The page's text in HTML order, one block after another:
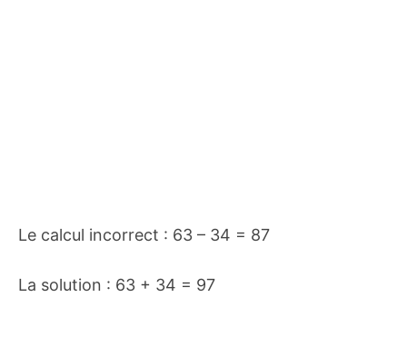
Le calcul incorrect : 63 – 34 = 87
La solution : 63 + 34 = 97